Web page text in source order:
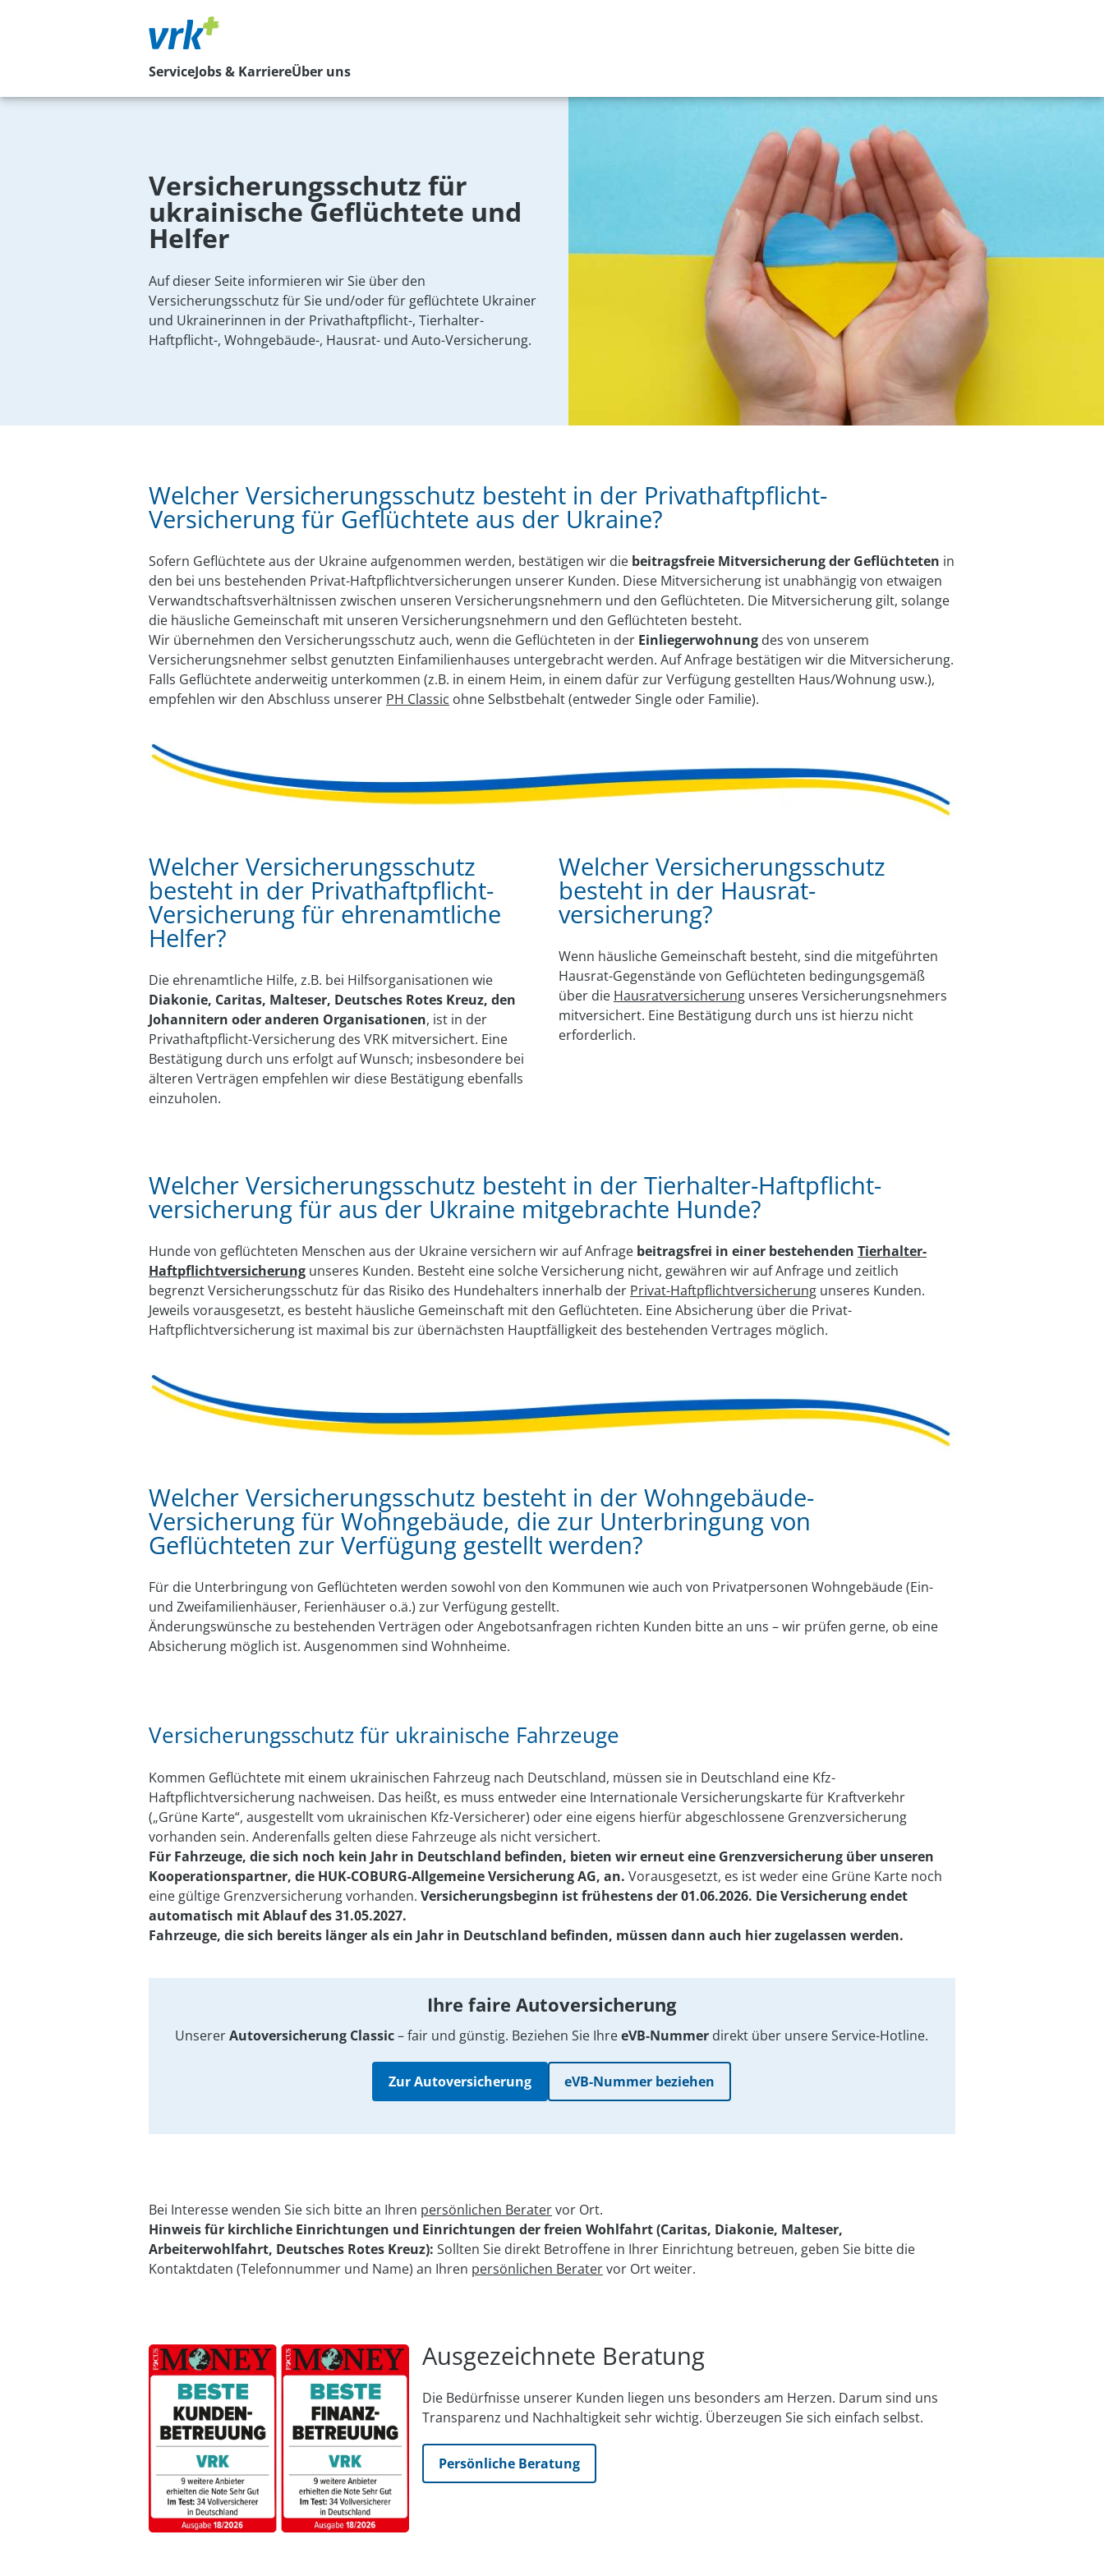
ServiceJobs & KarriereÜber uns
Versicherungsschutz für
ukrainische Geflüchtete und
Helfer
Auf dieser Seite informieren wir Sie über den
Versicherungsschutz für Sie und/oder für geflüchtete Ukrainer
und Ukrainerinnen in der Privathaftpflicht-, Tierhalter-
Haftpflicht-, Wohngebäude-, Hausrat- und Auto-Versicherung.
Welcher Versicherungsschutz besteht in der Privat­haftpflicht-
Versicherung für Geflüchtete aus der Ukraine?
Sofern Geflüchtete aus der Ukraine aufgenommen werden, bestätigen wir die beitragsfreie Mitversicherung der Geflüchteten in
den bei uns bestehenden Privat-Haftpflichtversicherungen unserer Kunden. Diese Mitversicherung ist unabhängig von etwaigen
Verwandtschaftsverhältnissen zwischen unseren Versicherungsnehmern und den Geflüchteten. Die Mitversicherung gilt, solange
die häusliche Gemeinschaft mit unseren Versicherungsnehmern und den Geflüchteten besteht.
Wir übernehmen den Versicherungsschutz auch, wenn die Geflüchteten in der Einliegerwohnung des von unserem
Versicherungsnehmer selbst genutzten Einfamilienhauses untergebracht werden. Auf Anfrage bestätigen wir die Mitversicherung.
Falls Geflüchtete anderweitig unterkommen (z.B. in einem Heim, in einem dafür zur Verfügung gestellten Haus/Wohnung usw.),
empfehlen wir den Abschluss unserer PH Classic ohne Selbstbehalt (entweder Single oder Familie).
Welcher Versicherungsschutz
besteht in der Privat­haftpflicht-
Versicherung für ehrenamtliche
Helfer?
Die ehrenamtliche Hilfe, z.B. bei Hilfsorganisationen wie
Diakonie, Caritas, Malteser, Deutsches Rotes Kreuz, den
Johannitern oder anderen Organisationen, ist in der
Privathaftpflicht-Versicherung des VRK mitversichert. Eine
Bestätigung durch uns erfolgt auf Wunsch; insbesondere bei
älteren Verträgen empfehlen wir diese Bestätigung ebenfalls
einzuholen.
Welcher Versicherungsschutz
besteht in der Hausrat­
versicherung?
Wenn häusliche Gemeinschaft besteht, sind die mitgeführten
Hausrat-Gegenstände von Geflüchteten bedingungsgemäß
über die Hausratversicherungunseres Versicherungsnehmers
mitversichert. Eine Bestätigung durch uns ist hierzu nicht
erforderlich.
Welcher Versicherungsschutz besteht in der Tierhalter-Haft­pflicht­
versicherung für aus der Ukraine mitgebrachte Hunde?
Hunde von geflüchteten Menschen aus der Ukraine versichern wir auf Anfrage beitragsfrei in einer bestehenden Tierhalter-
Haftpflichtversicherung unseres Kunden. Besteht eine solche Versicherung nicht, gewähren wir auf Anfrage und zeitlich
begrenzt Versicherungsschutz für das Risiko des Hundehalters innerhalb der Privat-Haftpflichtversicherung unseres Kunden.
Jeweils vorausgesetzt, es besteht häusliche Gemeinschaft mit den Geflüchteten. Eine Absicherung über die Privat-
Haftpflichtversicherung ist maximal bis zur übernächsten Hauptfälligkeit des bestehenden Vertrages möglich.
Welcher Versicherungsschutz besteht in der Wohngebäude-
Versicherung für Wohngebäude, die zur Unterbringung von
Geflüchteten zur Verfügung gestellt werden?
Für die Unterbringung von Geflüchteten werden sowohl von den Kommunen wie auch von Privatpersonen Wohngebäude (Ein-
und Zweifamilienhäuser, Ferienhäuser o.ä.) zur Verfügung gestellt.
Änderungswünsche zu bestehenden Verträgen oder Angebotsanfragen richten Kunden bitte an uns – wir prüfen gerne, ob eine
Absicherung möglich ist. Ausgenommen sind Wohnheime.
Versicherungsschutz für ukrainische Fahrzeuge
Kommen Geflüchtete mit einem ukrainischen Fahrzeug nach Deutschland, müssen sie in Deutschland eine Kfz-
Haftpflichtversicherung nachweisen. Das heißt, es muss entweder eine Internationale Versicherungskarte für Kraftverkehr
(„Grüne Karte“, ausgestellt vom ukrainischen Kfz-Versicherer) oder eine eigens hierfür abgeschlossene Grenzversicherung
vorhanden sein. Anderenfalls gelten diese Fahrzeuge als nicht versichert.
Für Fahrzeuge, die sich noch kein Jahr in Deutschland befinden, bieten wir erneut eine Grenzversicherung über unseren
Kooperationspartner, die HUK-COBURG-Allgemeine Versicherung AG, an. Vorausgesetzt, es ist weder eine Grüne Karte noch
eine gültige Grenzversicherung vorhanden. Versicherungsbeginn ist frühestens der 01.06.2026. Die Versicherung endet
automatisch mit Ablauf des 31.05.2027.
Fahrzeuge, die sich bereits länger als ein Jahr in Deutschland befinden, müssen dann auch hier zugelassen werden.
Ihre faire Auto­versicherung
UnsererAutoversicherung Classic– fair und günstig. Beziehen Sie IhreeVB-Nummer direkt über unsere Service-Hotline.
Zur Autoversicherung eVB-Nummer beziehen
Bei Interesse wenden Sie sich bitte an Ihren persönlichen Beratervor Ort.
Hinweis für kirchliche Einrichtungen und Einrichtungen der freien Wohlfahrt (Caritas, Diakonie, Malteser,
Arbeiterwohlfahrt, Deutsches Rotes Kreuz): Sollten Sie direkt Betroffene in Ihrer Einrichtung betreuen, geben Sie bitte die
Kontaktdaten (Telefonnummer und Name) an Ihren persönlichen Beratervor Ort weiter.
Ausgezeichnete Beratung
Die Bedürfnisse unserer Kunden liegen uns be­son­ders am Herzen. Darum sind uns
Trans­parenz und Nach­haltig­keit sehr wichtig. Über­zeugen Sie sich einfach selbst.
Persönliche Beratung